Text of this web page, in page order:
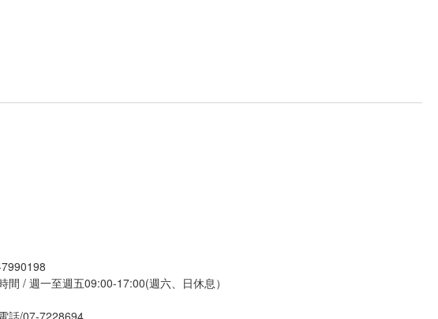
間 / 週一至週五09:00-17:00(週六、日休息）
話/07-7228694